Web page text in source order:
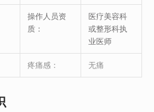
操作人员资
质：
医疗美容科
或整形科执
业医师
疼痛感： 无痛